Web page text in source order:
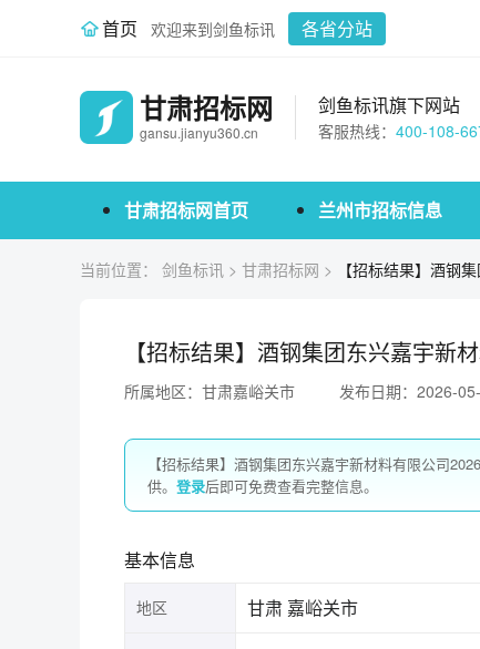
首页 欢迎来到剑鱼标讯 各省分站
甘肃招标网
gansu.jianyu360.cn
剑鱼标讯旗下网站
客服热线： 400-108-
甘肃招标网首页 兰州市招标信息
当前位置： 剑鱼标讯 > 甘肃招标网 > 【招标结果】酒钢
【招标结果】酒钢集团东兴嘉宇新
所属地区：甘肃嘉峪关市 发布日期：2026-
【招标结果】酒钢集团东兴嘉宇新材料有限公司
供。 登录后即可免费查看完整信息。
基本信息
地区 甘肃 嘉峪关市